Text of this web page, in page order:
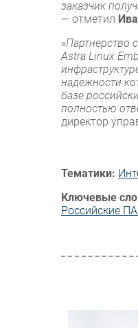
заказчик
— отметил
«Партнерство
Astra Linux
надежности
базе
полностью
директор
Тематики:
Ключевые
Российские